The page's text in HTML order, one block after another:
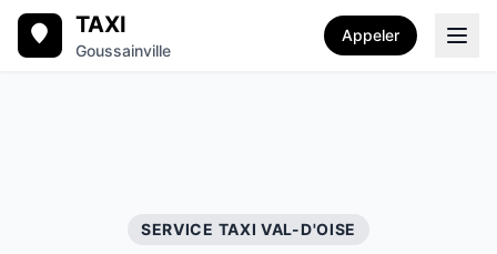
TAXI
Goussainville
Appeler
SERVICE TAXIVAL-D'OISE